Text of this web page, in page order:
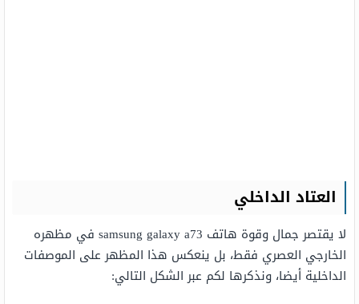
العتاد الداخلي
لا يقتصر جمال وقوة هاتف samsung galaxy a73 في مظهره
الخارجي العصري فقط، بل ينعكس هذا المظهر على الموصفات
الداخلية أيضا، ونذكرها لكم عبر الشكل التالي: